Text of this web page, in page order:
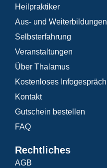
Heilpraktiker
Aus- und Weiterbildungen
Selbsterfahrung
Veranstaltungen
Über Thalamus
Kostenloses Infogespräch
Kontakt
Gutschein bestellen
FAQ
Rechtliches
AGB